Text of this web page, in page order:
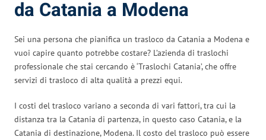
da Catania a Modena
Sei una persona che pianifica un trasloco da Catania a Modena e
vuoi capire quanto potrebbe costare? L’azienda di traslochi
professionale che stai cercando è ‘Traslochi Catania’, che offre
servizi di trasloco di alta qualità a prezzi equi.
I costi del trasloco variano a seconda di vari fattori, tra cui la
distanza tra la Catania di partenza, in questo caso Catania, e la
Catania di destinazione, Modena. Il costo del trasloco può essere